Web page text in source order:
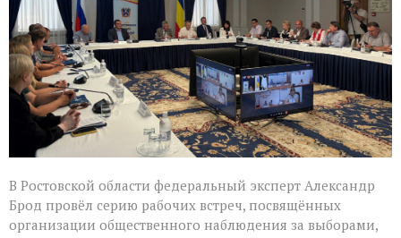
Ростовской
области
В Ростовской области федеральный эксперт Александр
Брод провёл серию рабочих встреч, посвящённых
организации общественного наблюдения за выборами,